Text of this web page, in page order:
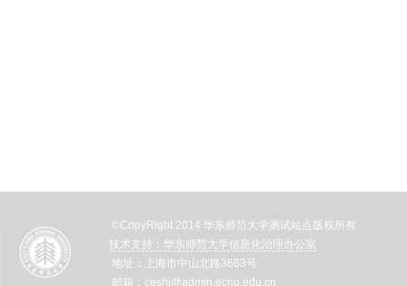
©CopyRight 2014 华东师范大学测试站点版权所有
技术支持：华东师范大学信息化治理办公室
地址：上海市中山北路3663号
邮箱：ceshi@admin.ecnu.edu.cn